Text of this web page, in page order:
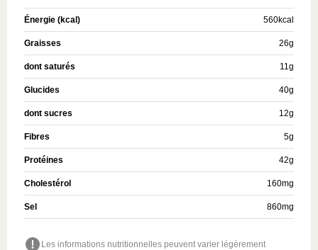
Énergie (kcal) 560kcal
Graisses 26g
dont saturés 11g
Glucides 40g
dont sucres 12g
Fibres 5g
Protéines 42g
Cholestérol 160mg
Sel 860mg
Les informations nutritionnelles peuvent varier légèrement